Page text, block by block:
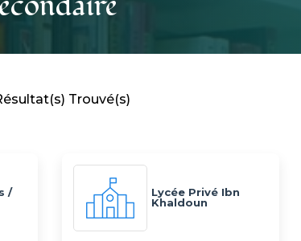
Trouvé(s)
/
Lycée Privé Ibn
Khaldoun